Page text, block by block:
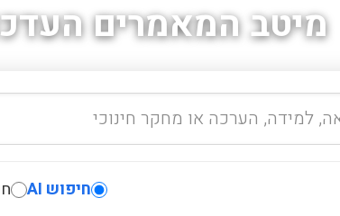
מיטב המאמרים
חיפוש AI